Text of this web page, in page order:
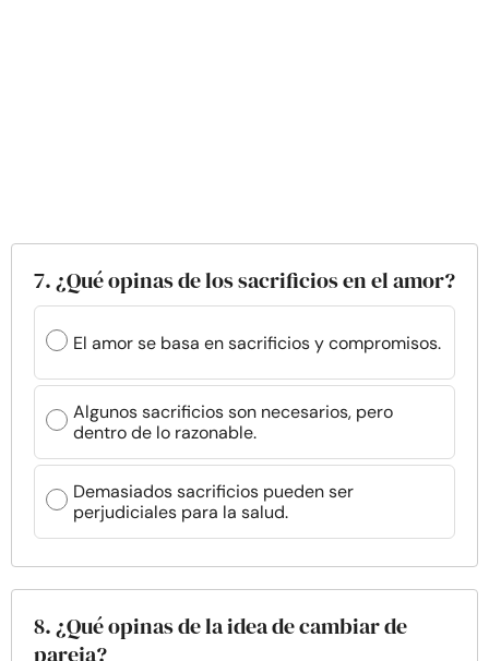
7. ¿Qué opinas de los sacrificios en el amor?
El amor se basa en sacrificios y compromisos.
Algunos sacrificios son necesarios, pero
dentro de lo razonable.
Demasiados sacrificios pueden ser
perjudiciales para la salud.
8. ¿Qué opinas de la idea de cambiar de
pareja?